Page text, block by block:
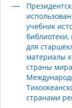
учебник
для
материалы
страны
странами